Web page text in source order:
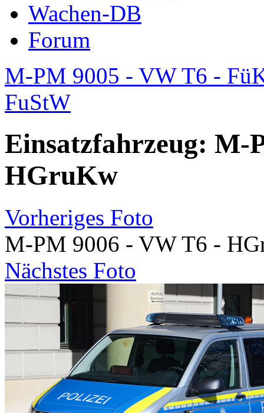
Wachen-DB
Forum
M-PM 9005 - VW T6 -
FuStW
Einsatzfahrzeug: M-
HGruKw
Vorheriges Foto
M-PM 9006 - VW T6 -
Nächstes Foto